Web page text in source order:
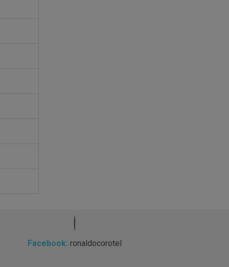
Facebook: ronaldocorotel